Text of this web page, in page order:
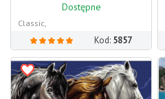
Dostępne
Classic,
Kod: 5857